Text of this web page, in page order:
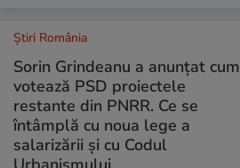
Știri România
Sorin Grindeanu a anunțat cum
votează PSD proiectele
restante din PNRR. Ce se
întâmplă cu noua lege a
salarizării și cu Codul